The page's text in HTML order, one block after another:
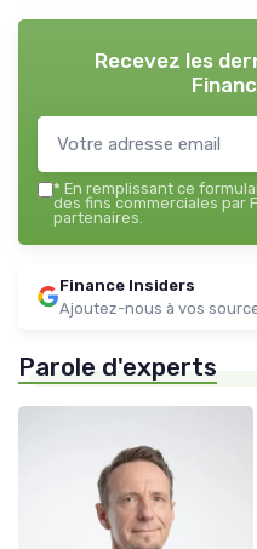
Recevez les
* En remplissant ce
des fins commerciales par
partenaires.
Finance Insiders
Ajoutez-nous à vos
Parole d'experts